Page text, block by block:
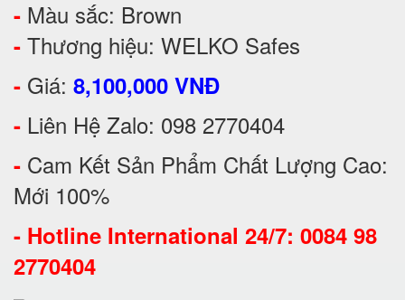
- Màu sắc: Brown
- Thương hiệu: WELKO Safes
- Giá: 8,100,000 VNĐ
- Liên Hệ Zalo: 098 2770404
- Cam Kết Sản Phẩm Chất Lượng Cao:
Mới 100%
- Hotline International 24/7: 0084 98
2770404